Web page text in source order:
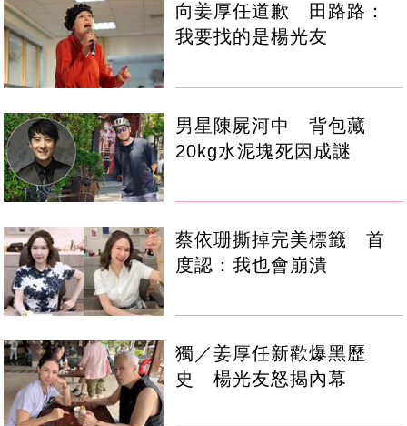
向姜厚任道歉 田路路：
我要找的是楊光友
男星陳屍河中 背包藏
20kg水泥塊死因成謎
蔡依珊撕掉完美標籤 首
度認：我也會崩潰
獨／姜厚任新歡爆黑歷
史 楊光友怒揭內幕